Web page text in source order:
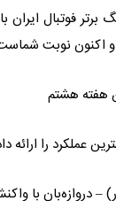
فوتبال ایران
اکنون نوبت شماست
هفته هشتم
عملکرد را ارائه
– دروازه‌بان با